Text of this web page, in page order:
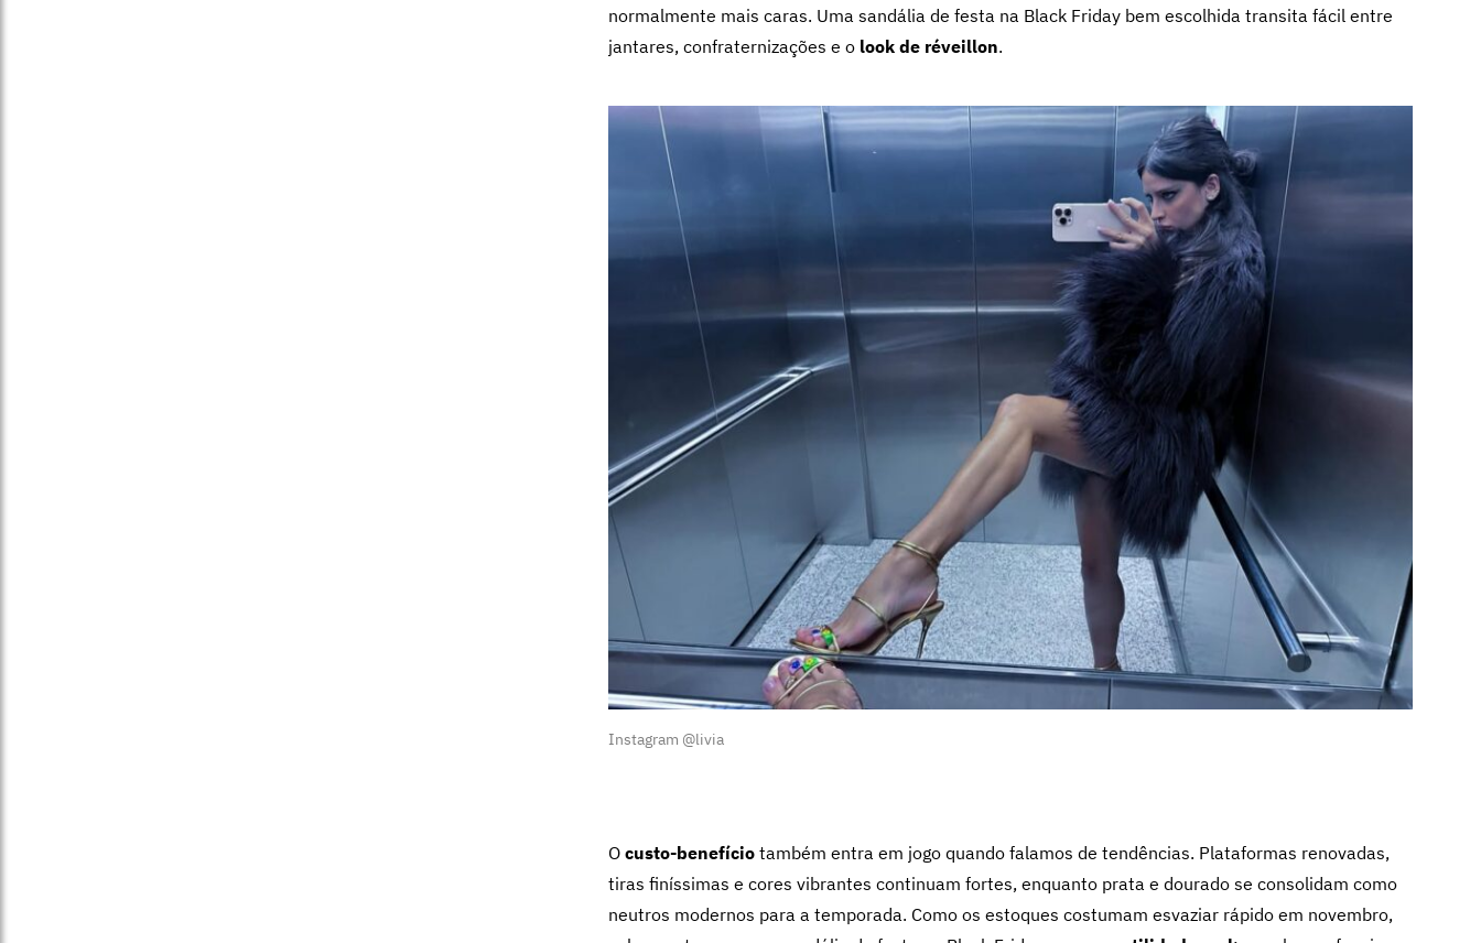
normalmente mais caras. Uma sandália de festa na Black Friday bem escolhida transita fácil entre
jantares, confraternizações e o look de réveillon.
Instagram @livia
O custo-benefício também entra em jogo quando falamos de tendências. Plataformas renovadas,
tiras finíssimas e cores vibrantes continuam fortes, enquanto prata e dourado se consolidam como
neutros modernos para a temporada. Como os estoques costumam esvaziar rápido em novembro,